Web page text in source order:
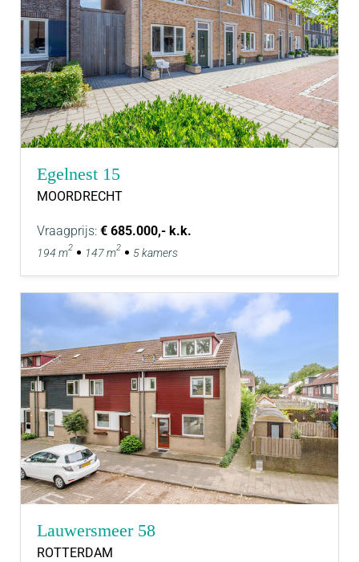
Egelnest 15
MOORDRECHT
Vraagprijs: € 685.000,- k.k.
194 m2 147 m2 5 kamers
Lauwersmeer 58
ROTTERDAM